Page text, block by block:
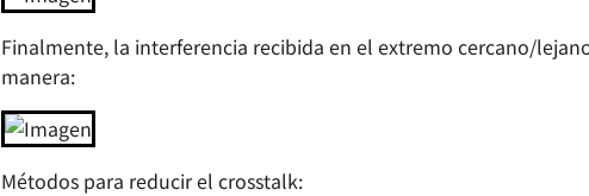
Finalmente, la interferencia recibida en el extremo cercano/
manera:
Métodos para reducir el crosstalk: